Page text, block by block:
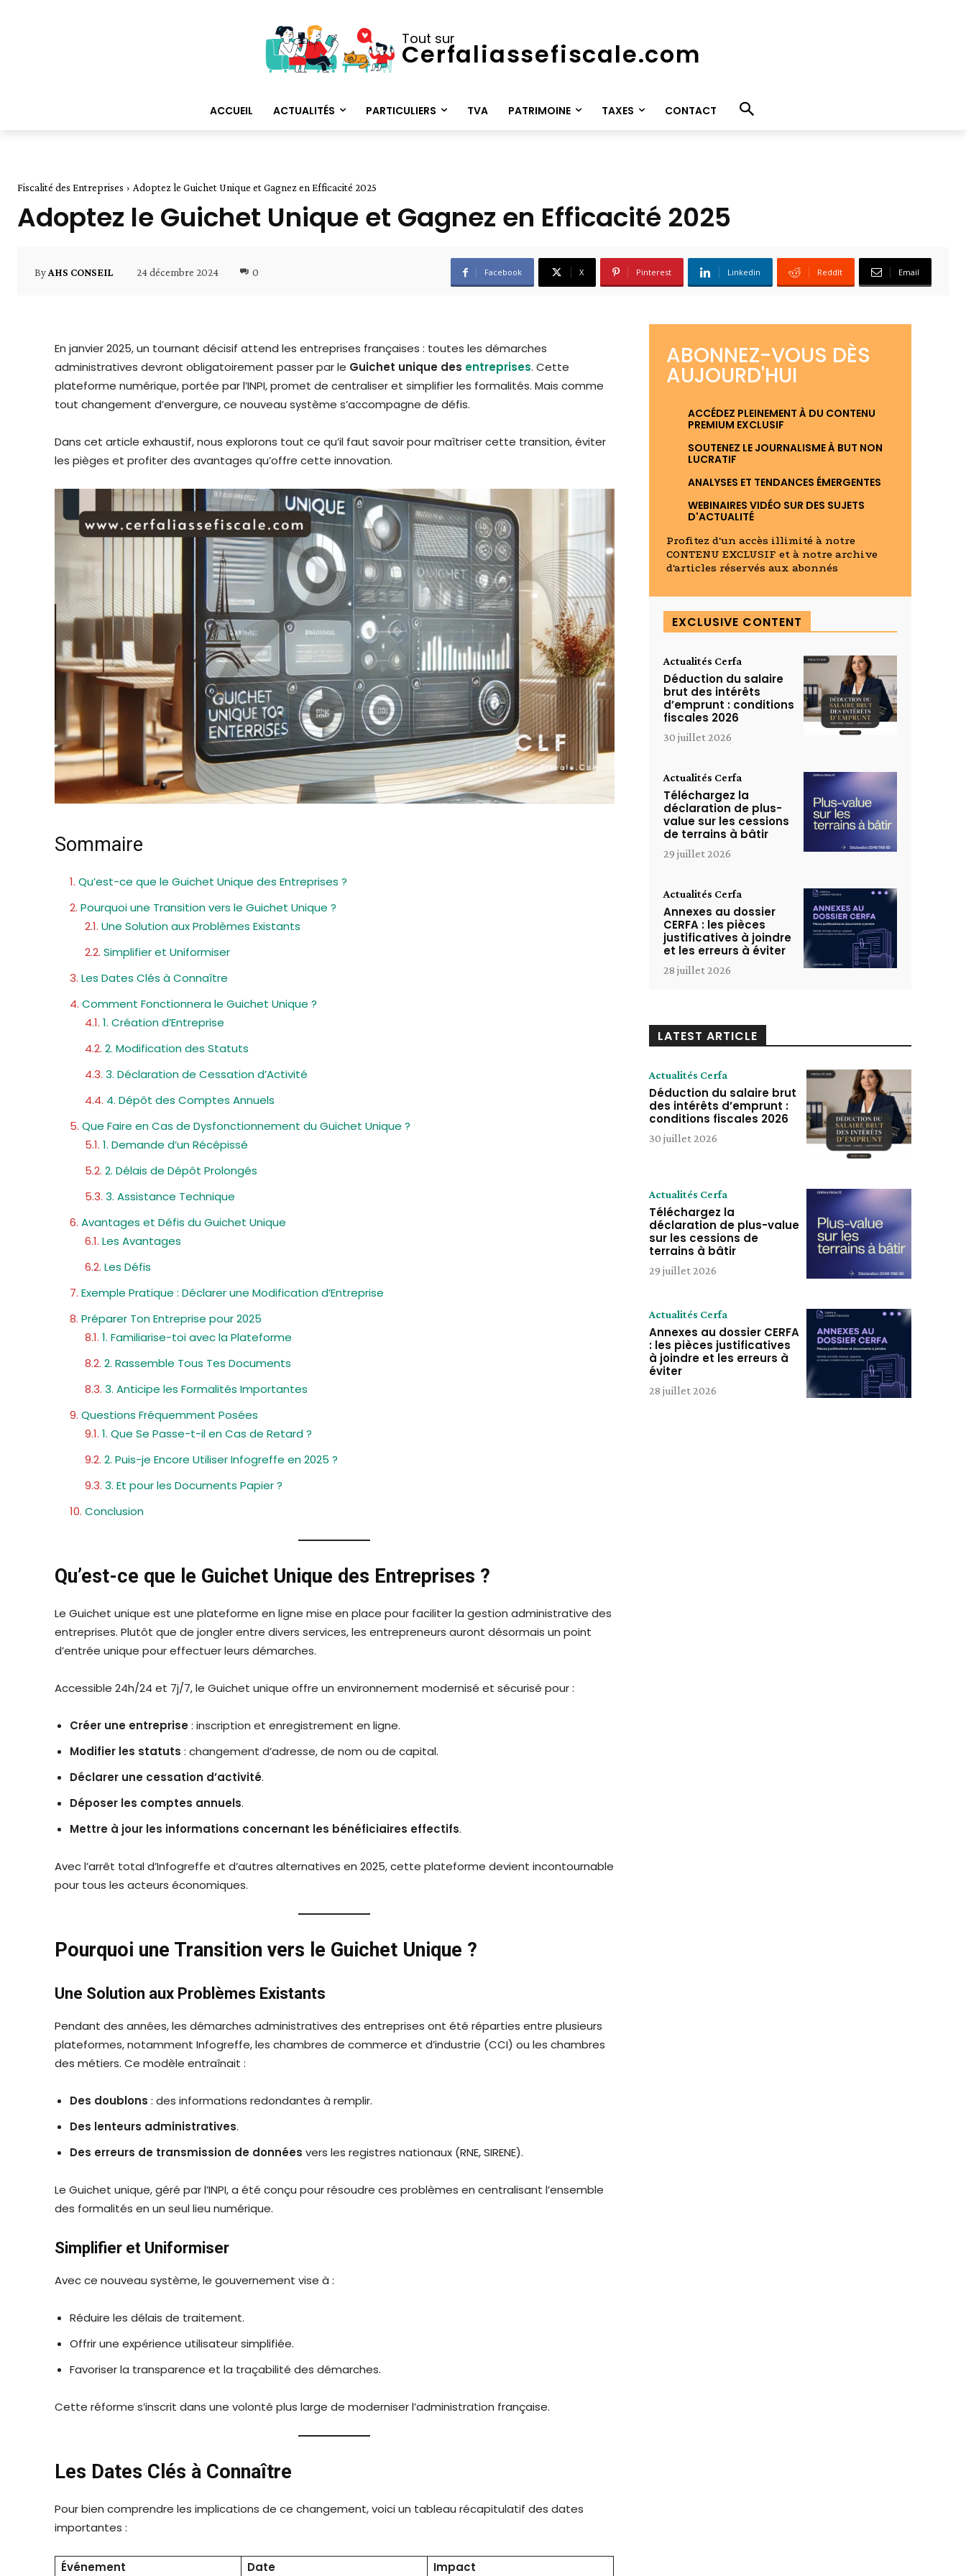
Tout sur
Cerfaliassefiscale.com
ACCUEIL ACTUALITÉS PARTICULIERS TVA PATRIMOINE TAXES CONTACT
Fiscalité des Entreprises Adoptez le Guichet Unique et Gagnez en Efficacité 2025
Adoptez le Guichet Unique et Gagnez en Efficacité 2025
ByAHS CONSEIL 24 décembre 2024 0 Facebook X Pinterest Linkedin ReddIt Email
En janvier 2025, un tournant décisif attend les entreprises françaises : toutes les démarches
administratives devront obligatoirement passer par le Guichet unique des entreprises. Cette
plateforme numérique, portée par l’INPI, promet de centraliser et simplifier les formalités. Mais comme
tout changement d’envergure, ce nouveau système s’accompagne de défis.
Dans cet article exhaustif, nous explorons tout ce qu’il faut savoir pour maîtriser cette transition, éviter
les pièges et profiter des avantages qu’offre cette innovation.
Sommaire
Qu’est-ce que le Guichet Unique des Entreprises ?
Pourquoi une Transition vers le Guichet Unique ?
Une Solution aux Problèmes Existants
Simplifier et Uniformiser
Les Dates Clés à Connaître
Comment Fonctionnera le Guichet Unique ?
1. Création d’Entreprise
2. Modification des Statuts
3. Déclaration de Cessation d’Activité
4. Dépôt des Comptes Annuels
Que Faire en Cas de Dysfonctionnement du Guichet Unique ?
1. Demande d’un Récépissé
2. Délais de Dépôt Prolongés
3. Assistance Technique
Avantages et Défis du Guichet Unique
Les Avantages
Les Défis
Exemple Pratique : Déclarer une Modification d’Entreprise
Préparer Ton Entreprise pour 2025
1. Familiarise-toi avec la Plateforme
2. Rassemble Tous Tes Documents
3. Anticipe les Formalités Importantes
Questions Fréquemment Posées
1. Que Se Passe-t-il en Cas de Retard ?
2. Puis-je Encore Utiliser Infogreffe en 2025 ?
3. Et pour les Documents Papier ?
Conclusion
Qu’est-ce que le Guichet Unique des Entreprises ?
Le Guichet unique est une plateforme en ligne mise en place pour faciliter la gestion administrative des
entreprises. Plutôt que de jongler entre divers services, les entrepreneurs auront désormais un point
d’entrée unique pour effectuer leurs démarches.
Accessible 24h/24 et 7j/7, le Guichet unique offre un environnement modernisé et sécurisé pour :
Créer une entreprise: inscription et enregistrement en ligne.
Modifier les statuts : changement d’adresse, de nom ou de capital.
Déclarer une cessation d’activité.
Déposer les comptes annuels.
Mettre à jour les informations concernant les bénéficiaires effectifs.
Avec l’arrêt total d’Infogreffe et d’autres alternatives en 2025, cette plateforme devient incontournable
pour tous les acteurs économiques.
Pourquoi une Transition vers le Guichet Unique ?
Une Solution aux Problèmes Existants
Pendant des années, les démarches administratives des entreprises ont été réparties entre plusieurs
plateformes, notamment Infogreffe, les chambres de commerce et d’industrie (CCI) ou les chambres
des métiers. Ce modèle entraînait :
Des doublons : des informations redondantes à remplir.
Des lenteurs administratives.
Des erreurs de transmission de données vers les registres nationaux (RNE, SIRENE).
Le Guichet unique, géré par l’INPI, a été conçu pour résoudre ces problèmes en centralisant l’ensemble
des formalités en un seul lieu numérique.
Simplifier et Uniformiser
Avec ce nouveau système, le gouvernement vise à :
Réduire les délais de traitement.
Offrir une expérience utilisateur simplifiée.
Favoriser la transparence et la traçabilité des démarches.
Cette réforme s’inscrit dans une volonté plus large de moderniser l’administration française.
Les Dates Clés à Connaître
Pour bien comprendre les implications de ce changement, voici un tableau récapitulatif des dates
importantes :
Événement Date Impact
ABONNEZ-VOUS DÈS
AUJOURD'HUI
ACCÉDEZ PLEINEMENT À DU CONTENU
PREMIUM EXCLUSIF
SOUTENEZ LE JOURNALISME À BUT NON
LUCRATIF
ANALYSES ET TENDANCES ÉMERGENTES
WEBINAIRES VIDÉO SUR DES SUJETS
D'ACTUALITÉ
Profitez d'un accès illimité à notre
CONTENU EXCLUSIF et à notre archive
d'articles réservés aux abonnés
EXCLUSIVE CONTENT
Actualités Cerfa
Déduction du salaire
brut des intérêts
d’emprunt : conditions
fiscales 2026
30 juillet 2026
Actualités Cerfa
Téléchargez la
déclaration de plus-
value sur les cessions
de terrains à bâtir
29 juillet 2026
Actualités Cerfa
Annexes au dossier
CERFA : les pièces
justificatives à joindre
et les erreurs à éviter
28 juillet 2026
LATEST ARTICLE
Actualités Cerfa
Déduction du salaire brut
des intérêts d’emprunt :
conditions fiscales 2026
30 juillet 2026
Actualités Cerfa
Téléchargez la
déclaration de plus-value
sur les cessions de
terrains à bâtir
29 juillet 2026
Actualités Cerfa
Annexes au dossier CERFA
: les pièces justificatives
à joindre et les erreurs à
éviter
28 juillet 2026